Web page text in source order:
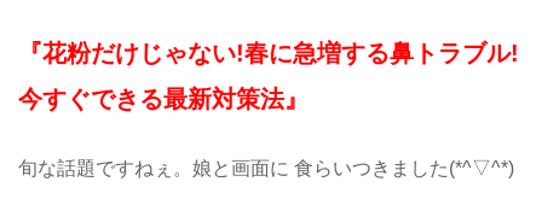
『花粉だけじゃない!春に急増する鼻トラブル!
今すぐできる最新対策法』
旬な話題ですねぇ。娘と画面に 食らいつきました(*^▽^*)